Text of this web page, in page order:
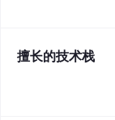
擅长的技术栈